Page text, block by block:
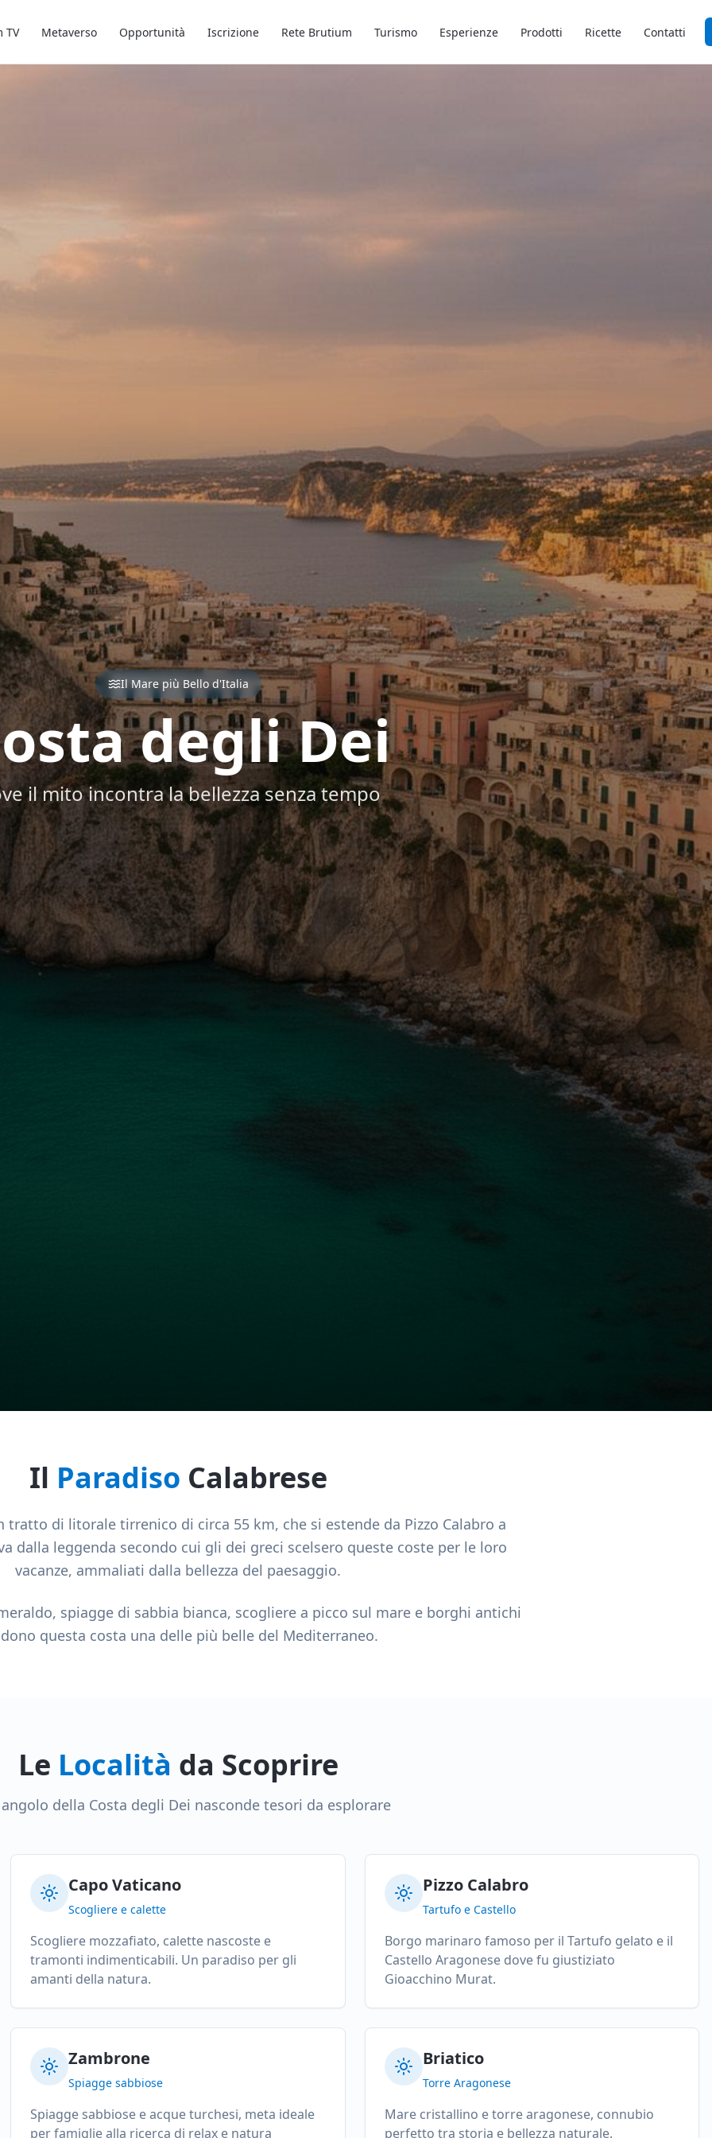
TV Metaverso Opportunità Iscrizione Rete Brutium Turismo Esperienze Prodotti Ricette Contatti
Il Mare più Bello d'Italia
degli Dei
il mito incontra la bellezza senza tempo
Il Paradiso Calabrese
tratto di litorale tirrenico di circa 55 km, che si estende da Pizzo Calabro a
dalla leggenda secondo cui gli dei greci scelsero queste coste per le loro
vacanze, ammaliati dalla bellezza del paesaggio.
spiagge di sabbia bianca, scogliere a picco sul mare e borghi antichi
questa costa una delle più belle del Mediterraneo.
Le Località da Scoprire
della Costa degli Dei nasconde tesori da esplorare
Capo Vaticano
Scogliere e calette
Scogliere mozzafiato, calette nascoste e
tramonti indimenticabili. Un paradiso per gli
amanti della natura.
Pizzo Calabro
Tartufo e Castello
Borgo marinaro famoso per il Tartufo gelato e il
Castello Aragonese dove fu giustiziato
Gioacchino Murat.
Zambrone
Spiagge sabbiose
Spiagge sabbiose e acque turchesi, meta ideale
per famiglie alla ricerca di relax e natura
Briatico
Torre Aragonese
Mare cristallino e torre aragonese, connubio
perfetto tra storia e bellezza naturale.